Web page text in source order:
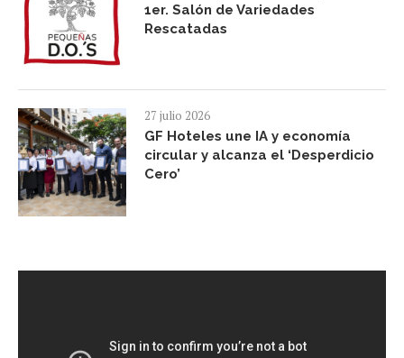
1er. Salón de Variedades
Rescatadas
27 julio 2026
GF Hoteles une IA y economía
circular y alcanza el ‘Desperdicio
Cero’